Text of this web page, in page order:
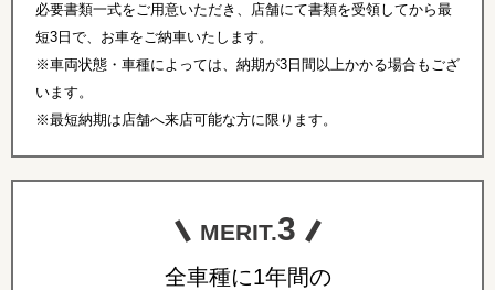
必要書類一式をご用意いただき、店舗にて書類を受領してから最
短3日で、お車をご納車いたします。
※車両状態・車種によっては、納期が3日間以上かかる場合もござ
います。
※最短納期は店舗へ来店可能な方に限ります。
MERIT.3
全車種に1年間の